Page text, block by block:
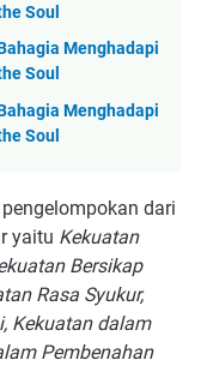
Soul
Menghadapi
Soul
Menghadapi
Soul
dari
yaitu Kekuatan
Bersikap
Rasa Syukur,
Kekuatan dalam
Pembenahan